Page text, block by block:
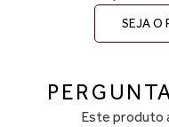
SEJA O
Este produto